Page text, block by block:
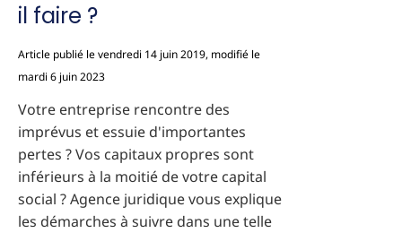
il faire ?
Article publié le vendredi 14 juin 2019, modifié le
mardi 6 juin 2023
Votre entreprise rencontre des
imprévus et essuie d'importantes
pertes ? Vos capitaux propres sont
inférieurs à la moitié de votre capital
social ? Agence juridique vous explique
les démarches à suivre dans une telle